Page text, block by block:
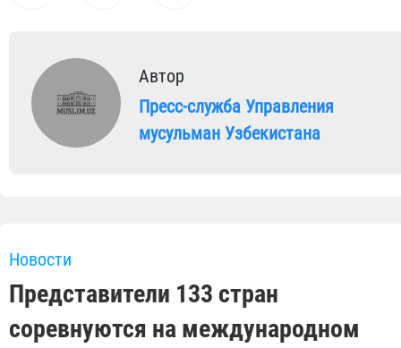
Автор
Пресс-служба Управления
мусульман Узбекистана
Новости
Представители 133 стран
соревнуются на международном